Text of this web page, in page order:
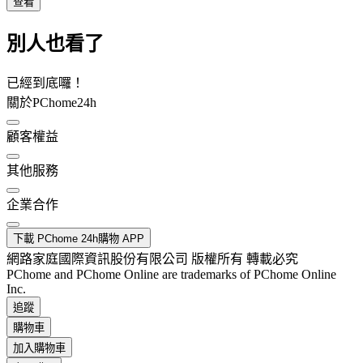
別人也看了
已經到底囉！
關於PChome24h
顧客權益
其他服務
企業合作
下載 PChome 24h購物 APP
網路家庭國際資訊股份有限公司 版權所有 轉載必究
PChome and PChome Online are trademarks of PChome Online
Inc.
追蹤
購物車
加入購物車